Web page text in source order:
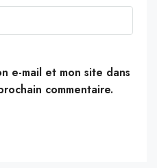
e-mail et mon site dans
commentaire.